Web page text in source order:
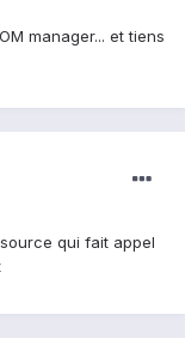
manager... et tiens
qui fait appel